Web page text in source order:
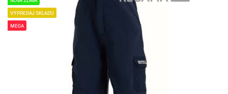
VÝPREDAJ SKLADU
MEGA